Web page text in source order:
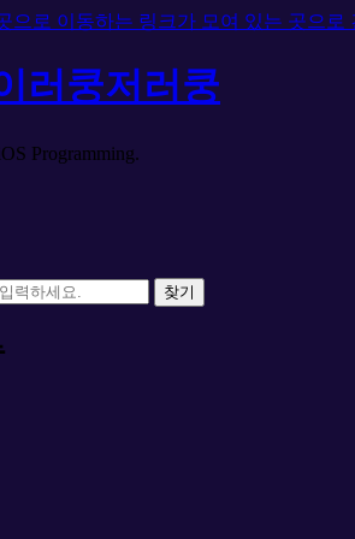
으로 이동하는 링크가 모여 있는 곳으로
러쿵저러쿵
Programming.
찾기